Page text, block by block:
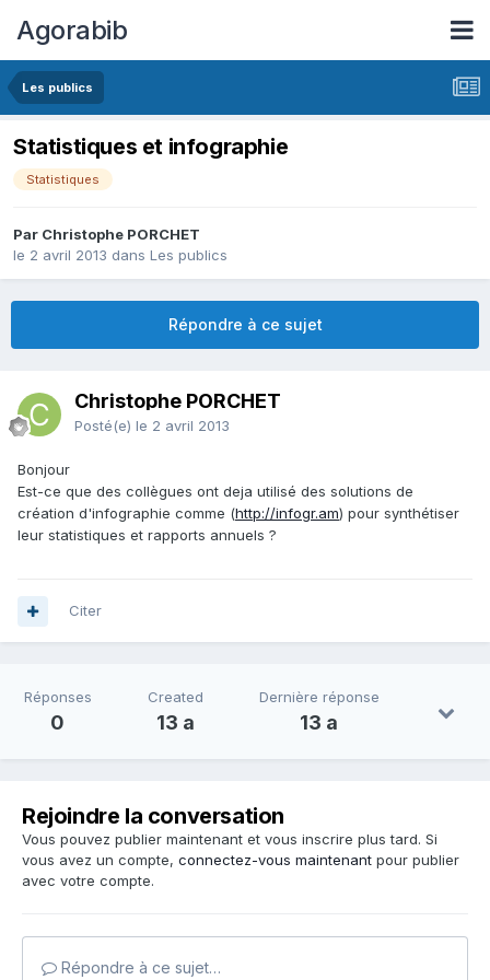
Agorabib
Les publics
Statistiques et infographie
Statistiques
Par Christophe PORCHET
le 2 avril 2013 dans Les publics
Répondre à ce sujet
Christophe PORCHET
Posté(e) le 2 avril 2013
Bonjour
Est-ce que des collègues ont deja utilisé des solutions de
création d'infographie comme (http://infogr.am) pour synthétiser
leur statistiques et rapports annuels ?
Citer
Réponses
0
Created
13 a
Dernière réponse
13 a
Rejoindre la conversation
Vous pouvez publier maintenant et vous inscrire plus tard. Si
vous avez un compte, connectez-vous maintenant pour publier
avec votre compte.
Répondre à ce sujet…